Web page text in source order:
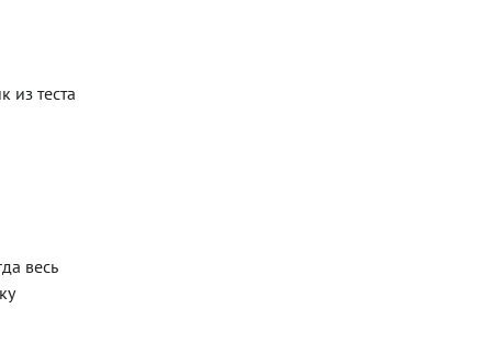
из теста
весь